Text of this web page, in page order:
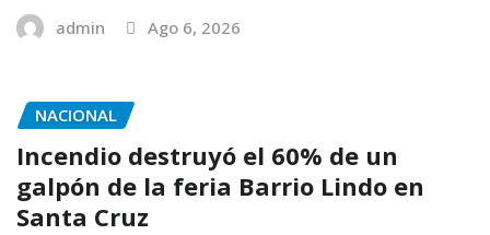
admin Ago 6, 2026
NACIONAL
Incendio destruyó el 60% de un
galpón de la feria Barrio Lindo en
Santa Cruz